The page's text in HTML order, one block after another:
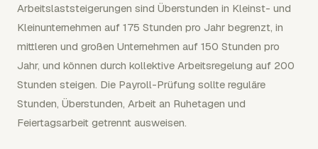
Arbeitslaststeigerungen sind Überstunden in Kleinst- und
Kleinunternehmen auf 175 Stunden pro Jahr begrenzt, in
mittleren und großen Unternehmen auf 150 Stunden pro
Jahr, und können durch kollektive Arbeitsregelung auf 200
Stunden steigen. Die Payroll-Prüfung sollte reguläre
Stunden, Überstunden, Arbeit an Ruhetagen und
Feiertagsarbeit getrennt ausweisen.